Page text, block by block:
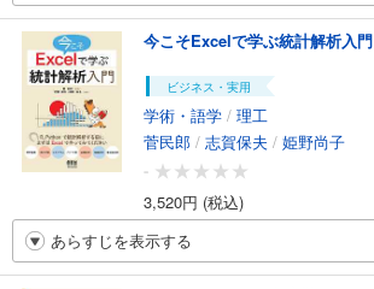
今こそExcelで学ぶ統計解析入門
ビジネス・実用
学術・語学 / 理工
菅民郎 / 志賀保夫 / 姫野尚子
-
3,520円 (税込)
あらすじを表示する